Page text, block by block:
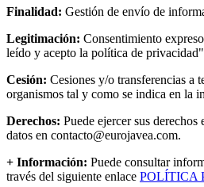
Finalidad: Gestión de envío de
Legitimación: Consentimiento
leído y acepto la política de
Cesión: Cesiones y/o transferencias a
organismos tal y como se indica en la
Derechos: Puede ejercer sus
datos en contacto@eurojavea.com.
+ Información: Puede consultar
través del siguiente enlace POLÍTICA